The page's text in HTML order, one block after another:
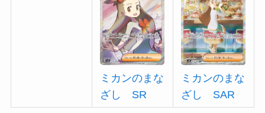
ミカンのまな
ざし SR
ミカンのまな
ざし SAR